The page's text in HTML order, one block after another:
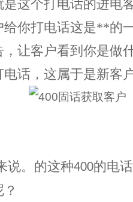
这个打电话的进电
给你打电话这是**的
，让客户看到你是做
话，这属于是新客
说。的这种400的电